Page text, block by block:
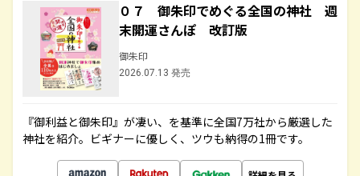
０７ 御朱印でめぐる全国の神社 週
末開運さんぽ 改訂版
御朱印
2026.07.13 発売
『御利益と御朱印』が凄い、を基準に全国7万社から厳選した
神社を紹介。ビギナーに優しく、ツウも納得の1冊です。